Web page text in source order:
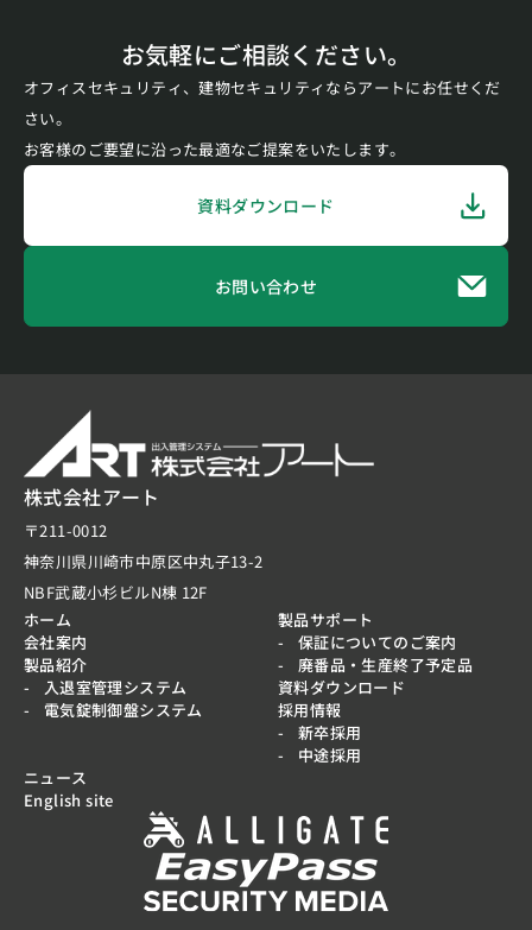
お気軽にご相談ください。
オフィスセキュリティ、建物セキュリティならアートにお任せくだ
さい。
お客様のご要望に沿った最適なご提案をいたします。
資料ダウンロード
お問い合わせ
株式会社アート
〒211-0012
神奈川県川崎市中原区中丸子13-2
NBF武蔵小杉ビルN棟 12F
ホーム
会社案内
製品紹介
入退室管理システム
電気錠制御盤システム
製品サポート
保証についてのご案内
廃番品・生産終了予定品
資料ダウンロード
採用情報
新卒採用
中途採用
ニュース
English site